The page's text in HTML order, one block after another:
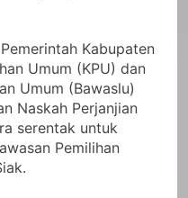
Kabupaten
Umum (KPU) dan
Umum (Bawaslu)
Naskah Perjanjian
serentak untuk
Pemilihan